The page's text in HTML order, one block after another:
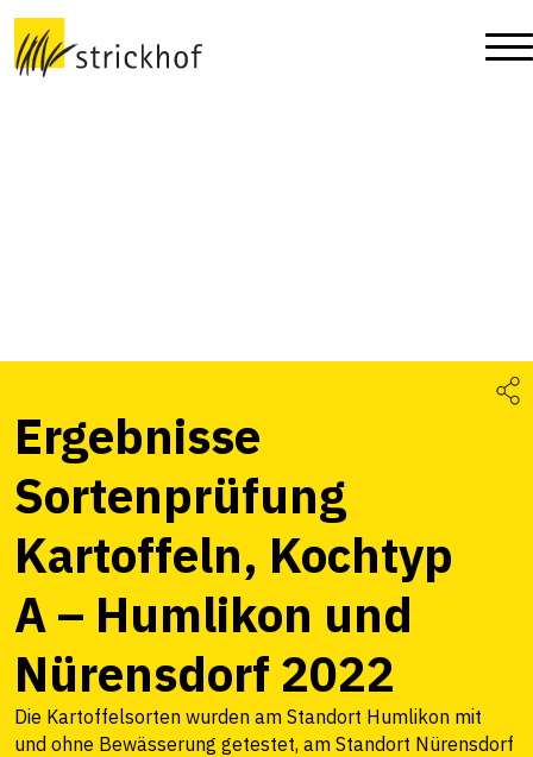
Ergebnisse
Sortenprüfung
Kartoffeln, Kochtyp
A – Humlikon und
Nürensdorf 2022
Die Kartoffelsorten wurden am Standort Humlikon mit
und ohne Bewässerung getestet, am Standort Nürensdorf